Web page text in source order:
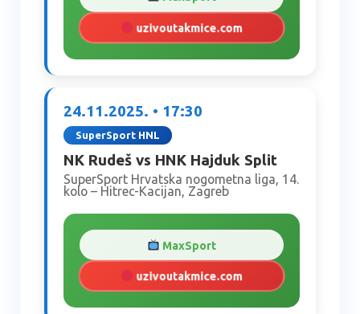
uzivoutakmice.com
24.11.2025. • 17:30
SuperSport HNL
NK Rudeš vs HNK Hajduk Split
SuperSport Hrvatska nogometna liga, 14.
kolo – Hitrec-Kacijan, Zagreb
MaxSport
uzivoutakmice.com